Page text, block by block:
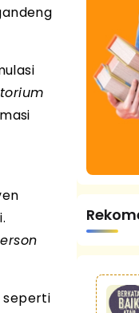
seperti